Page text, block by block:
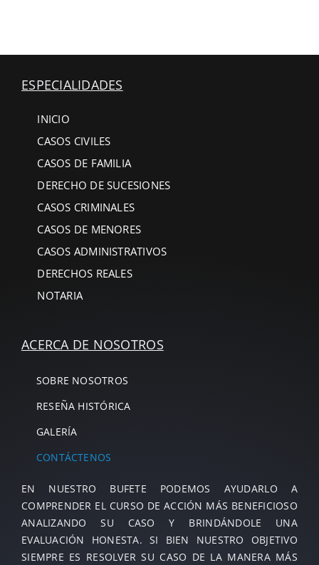
ESPECIALIDADES
INICIO
CASOS CIVILES
CASOS DE FAMILIA
DERECHO DE SUCESIONES
CASOS CRIMINALES
CASOS DE MENORES
CASOS ADMINISTRATIVOS
DERECHOS REALES
NOTARIA
ACERCA DE NOSOTROS
SOBRE NOSOTROS
RESEÑA HISTÓRICA
GALERÍA
CONTÁCTENOS
EN NUESTRO BUFETE PODEMOS AYUDARLO A
COMPRENDER EL CURSO DE ACCIÓN MÁS BENEFICIOSO
ANALIZANDO SU CASO Y BRINDÁNDOLE UNA
EVALUACIÓN HONESTA. SI BIEN NUESTRO OBJETIVO
SIEMPRE ES RESOLVER SU CASO DE LA MANERA MÁS